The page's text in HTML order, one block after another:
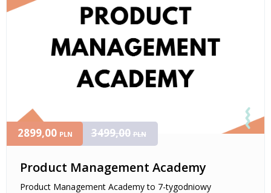
Product Management Academy
Product Management Academy to 7-tygodniowy
2899,00 PLN 3499,00 PLN